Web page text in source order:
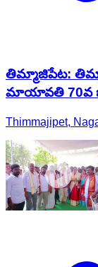
తిమ్మాజిపేట:
మాయావతి 70వ
Thimmajipet,